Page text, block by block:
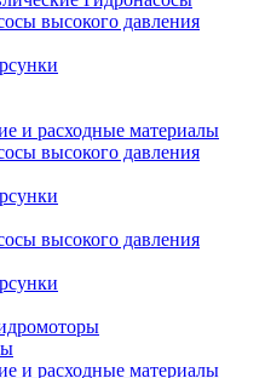
высокого давления
и расходные материалы
высокого давления
высокого давления
и расходные материалы